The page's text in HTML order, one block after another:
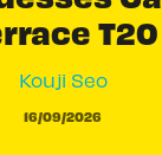
T20
Kouji Seo
16/09/2026